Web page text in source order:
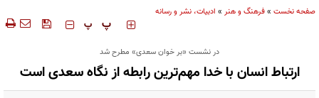
صفحه نخست »فرهنگ و هنر » ادبیات، نشر و رسانه
‍‍‍ پ پ
در نشست «بر خوان سعدی» مطرح شد
ارتباط انسان با خدا مهم‌ترین رابطه از نگاه سعدی است